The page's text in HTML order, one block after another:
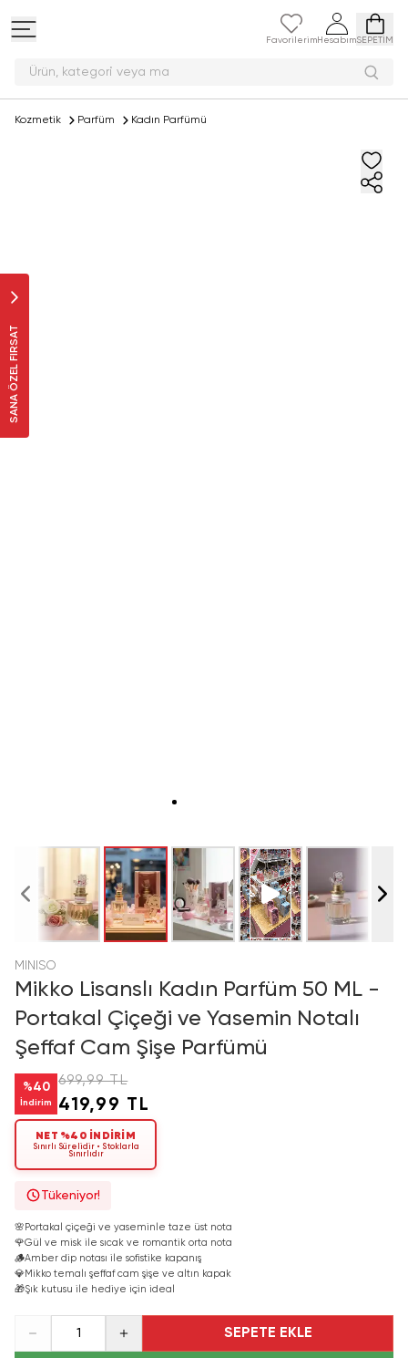
Favorilerim HesabımSEPETİM
Ürün, kategori ve
SANA ÖZEL FIRSAT
Kozmetik Parfüm Kadın Parfümü
MINISO
Mikko Lisanslı Kadın Parfüm 50 ML -
Portakal Çiçeği ve Yasemin Notalı
Şeffaf Cam Şişe Parfümü
%40
İndirim
699,99 TL
419,99 TL
NET %40 İNDİRİM
Sınırlı Sürelidir • Stoklarla
Sınırlıdır
Tükeniyor!
🌸 Portakal çiçeği ve yaseminle taze üst nota
🌹Gül ve misk ile sıcak ve romantik orta nota
🪵Amber dip notası ile sofistike kapanış
💎Mikko temalı şeffaf cam şişe ve altın kapak
🎁Şık kutusu ile hediye için ideal
1 SEPETE EKLE